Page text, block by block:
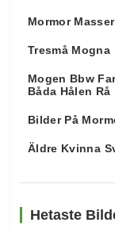
Mormor
Tresmå Mogna
Mogen Bbw
Båda Hålen Rå
Bilder På
Äldre Kvinna
Hetaste